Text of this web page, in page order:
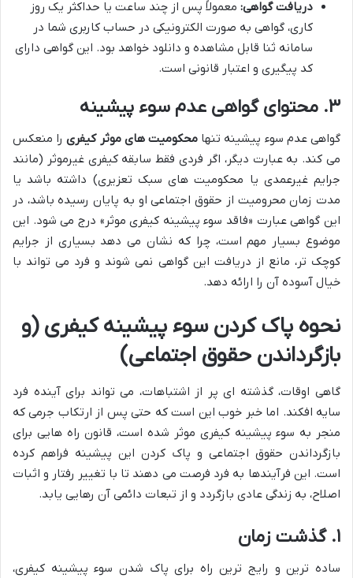
دریافت گواهی: معمولاً پس از چند ساعت یا حداکثر یک روز
کاری، گواهی به صورت الکترونیکی در حساب کاربری شما در
سامانه ثنا قابل مشاهده و دانلود خواهد بود. این گواهی دارای
کد پیگیری و اعتبار قانونی است.
۳. محتوای گواهی عدم سوء پیشینه
گواهی عدم سوء پیشینه تنها محکومیت های موثر کیفریرا منعکس
می کند. به عبارت دیگر، اگر فردی فقط سابقه کیفری غیرموثر (مانند
جرایم غیرعمدی یا محکومیت های سبک تعزیری) داشته باشد یا
مدت زمان محرومیت از حقوق اجتماعی او به پایان رسیده باشد، در
این گواهی عبارت «فاقد سوء پیشینه کیفری موثر» درج می شود. این
موضوع بسیار مهم است، چرا که نشان می دهد بسیاری از جرایم
کوچک تر، مانع از دریافت این گواهی نمی شوند و فرد می تواند با
خیال آسوده آن را ارائه دهد.
نحوه پاک کردن سوء پیشینه کیفری (و
بازگرداندن حقوق اجتماعی)
گاهی اوقات، گذشته ای پر از اشتباهات، می تواند برای آینده فرد
سایه افکند. اما خبر خوب این است که حتی پس از ارتکاب جرمی که
منجر به سوء پیشینه کیفری موثر شده است، قانون راه هایی برای
بازگرداندن حقوق اجتماعی و پاک کردن این پیشینه فراهم کرده
است. این فرآیندها به فرد فرصت می دهند تا با تغییر رفتار و اثبات
اصلاح، به زندگی عادی بازگردد و از تبعات دائمی آن رهایی یابد.
۱. گذشت زمان
ساده ترین و رایج ترین راه برای پاک شدن سوء پیشینه کیفری،